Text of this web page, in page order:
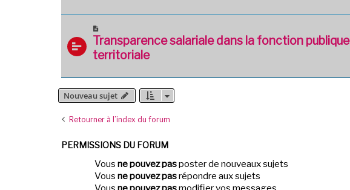
Transparence salariale dans la fonction publique
territoriale
Nouveau sujet
Retourner à l’index du forum
PERMISSIONS DU FORUM
Vous ne pouvez pasposter de nouveaux sujets
Vous ne pouvez pasrépondre aux sujets